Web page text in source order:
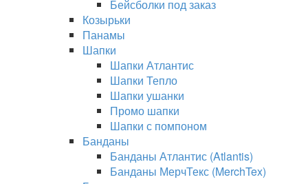
Бейсболки под заказ
Козырьки
Панамы
Шапки
Шапки Атлантис
Шапки Тепло
Шапки ушанки
Промо шапки
Шапки с помпоном
Банданы
Банданы Атлантис (Atlantis)
Банданы МерчТекс (MerchTex)